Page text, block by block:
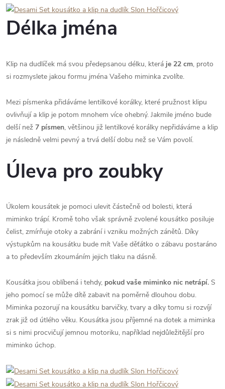
Délka jména
Klip na dudlíček má svou předepsanou délku, která je 22 cm, proto
si rozmyslete jakou formu jména Vašeho miminka zvolíte.
Mezi písmenka přidáváme lentilkové korálky, které pružnost klipu
ovlivňují a klip je potom mnohem více ohebný. Jakmile jméno bude
delší než 7 písmen, většinou již lentilkové korálky nepřidáváme a klip
je následně velmi pevný a trvá delší dobu než se Vám povolí.
Úleva pro zoubky
Úkolem kousátek je pomoci ulevit částečně od bolesti, která
miminko trápí. Kromě toho však správně zvolené kousátko posiluje
čelist, zmírňuje otoky a zabrání i vzniku možných zánětů. Díky
výstupkům na kousátku bude mít Vaše děťátko o zábavu postaráno
a to především zkoumáním jejich tlaku na dásně.
Kousátka jsou oblíbená i tehdy, pokud vaše miminko nic netrápí. S
jeho pomocí se může dítě zabavit na poměrně dlouhou dobu.
Miminka pozorují na kousátku barvičky, tvary a díky tomu si rozvíjí
zrak již od útlého věku. Kousátka jsou příjemné na dotek a miminka
si s nimi procvičují jemnou motoriku, například nejdůležitější pro
miminko úchop.